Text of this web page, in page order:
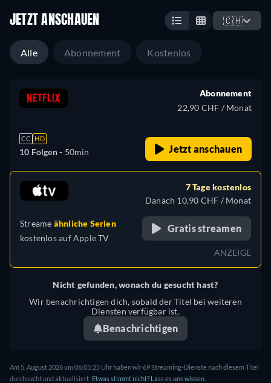
JETZT ANSCHAUEN 🇨🇭
Alle Abonnement Kostenlos
CC HD
10 Folgen - 50min
Abonnement
22,90 CHF / Monat
Jetzt anschauen
Streame ähnliche Serien
kostenlos aufApple TV
7 Tage kostenlos
Danach 10,90 CHF / Monat
Gratis streamen
ANZEIGE
Nicht gefunden, wonach du gesucht hast?
Wir benachrichtigen dich, sobald der Titel bei weiteren
Diensten verfügbar ist.
Benachrichtigen
Am 5. August 2026 um 06:05:25 Uhr haben wir 69 Streaming-Dienste nach diesem Titel
durchsucht und aktualisiert. Etwas stimmt nicht? Lass es uns wissen.